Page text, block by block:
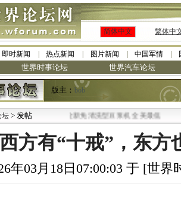
简体中文 繁体中
即时新闻 热点新闻 图片新闻 中国军情
世界时事论坛 世界汽车论坛
版主： bob
坛 > 发帖
·九阳全新免清洗型豆浆机 全美最低
西方有“十戒”，东方
年03月18日07:00:03 于 [世